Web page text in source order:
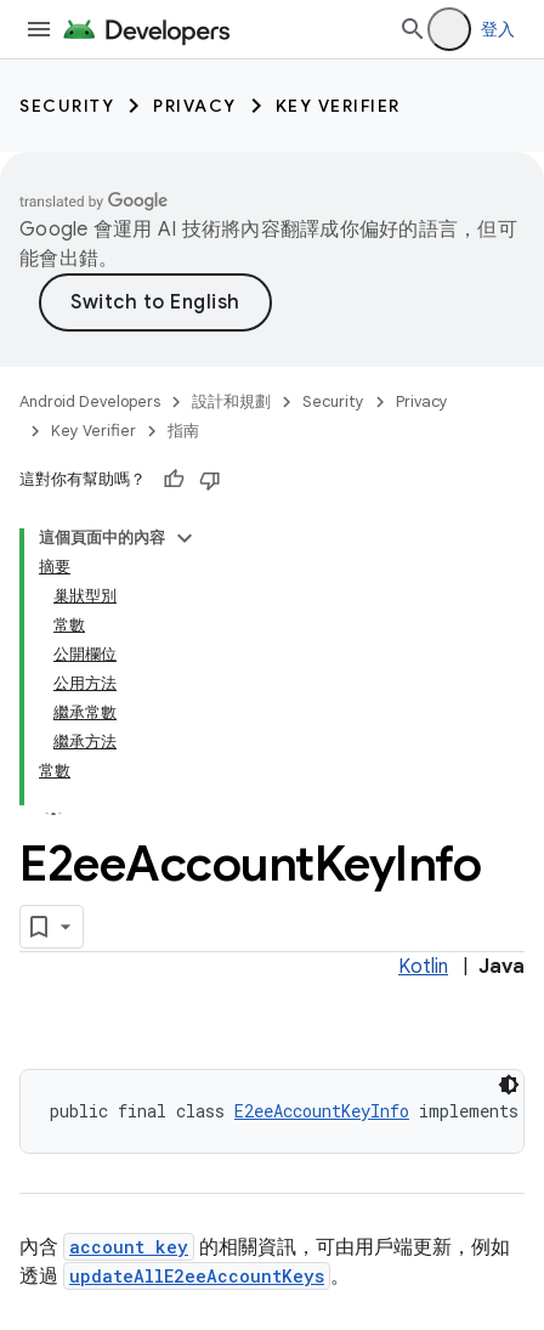
登入
SECURITY PRIVACY KEY VERIFIER
Google 會運用 AI 技術將內容翻譯成你偏好的語言，但可
能會出錯。
Android Developers 設計和規劃 Security
Privacy
Key Verifier
指南
這對你有幫助嗎？
這個頁面中的內容
摘要
巢狀型別
常數
公開欄位
公用方法
繼承常數
繼承方法
常數
E2eeAccountKeyInfo
Kotlin Java
public final class E2eeAccountKeyInfo implements
內含 account key 的相關資訊，可由用戶端更新，例如
透過 updateAllE2eeAccountKeys 。